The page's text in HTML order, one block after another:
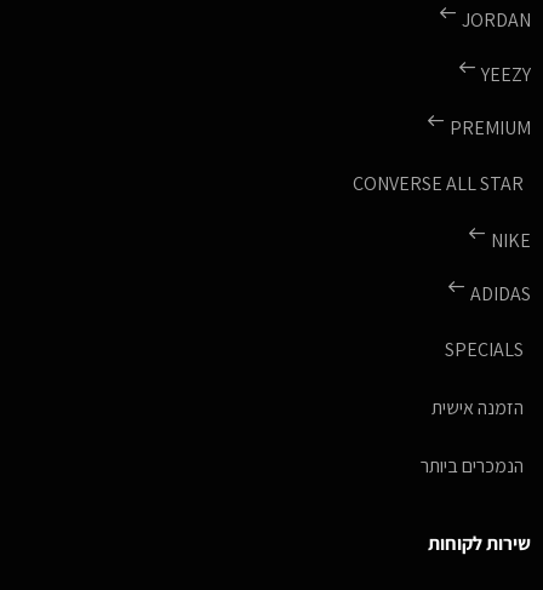
JORDAN
YEEZY
PREMIUM
CONVERSE ALL STAR
NIKE
ADIDAS
SPECIALS
הזמנה אישית
הנמכרים ביותר
שירות לקוחות